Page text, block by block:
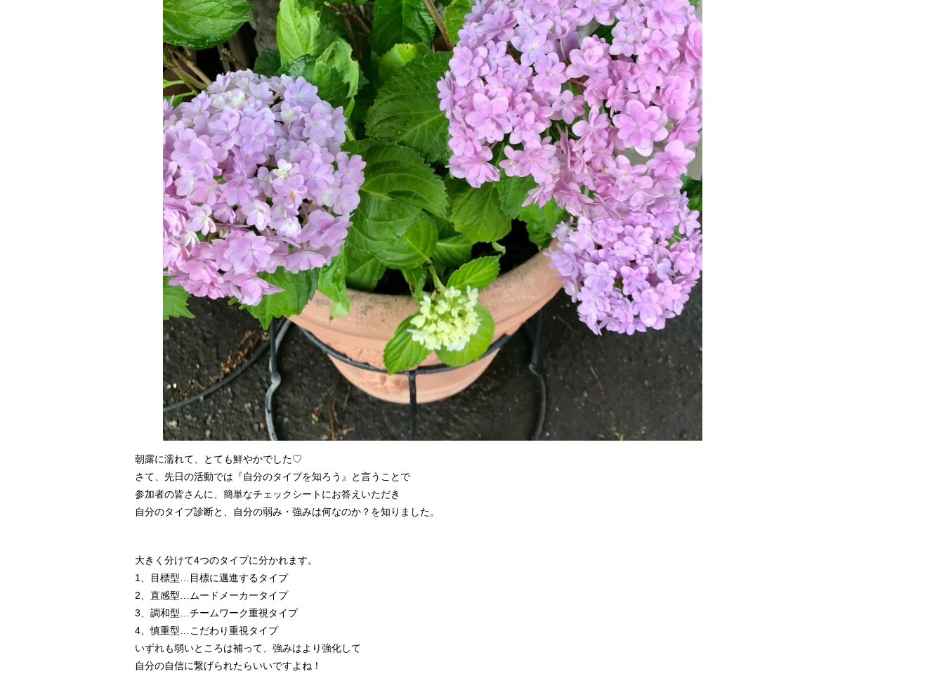
朝露に濡れて、とても鮮やかでした♡
さて、先日の活動では『自分のタイプを知ろう』と言うことで
参加者の皆さんに、簡単なチェックシートにお答えいただき
自分のタイプ診断と、自分の弱み・強みは何なのか？を知りました。
大きく分けて4つのタイプに分かれます。
1、目標型…目標に邁進するタイプ
2、直感型…ムードメーカータイプ
3、調和型…チームワーク重視タイプ
4、慎重型…こだわり重視タイプ
いずれも弱いところは補って、強みはより強化して
自分の自信に繋げられたらいいですよね！